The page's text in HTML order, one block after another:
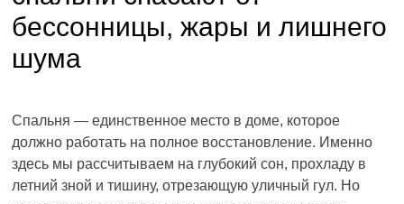
бессонницы, жары и лишнего
шума
Спальня — единственное место в доме, которое
должно работать на полное восстановление. Именно
здесь мы рассчитываем на глубокий сон, прохладу в
летний зной и тишину, отрезающую уличный гул. Но